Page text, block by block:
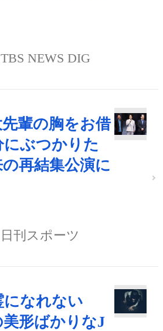
TBS NEWS DIG
輩の胸をお借
にぶつかりた
再結集公演に
日刊スポーツ
になれない
形ばかりなJ